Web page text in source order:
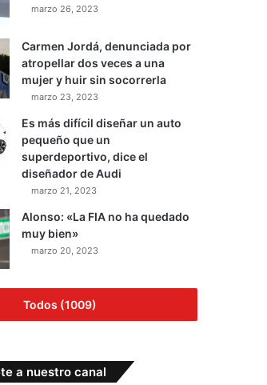
marzo 26, 2023
Carmen Jordá, denunciada por
atropellar dos veces a una
mujer y huir sin socorrerla
marzo 23, 2023
Es más difícil diseñar un auto
pequeño que un
superdeportivo, dice el
diseñador de Audi
marzo 21, 2023
Alonso: «La FIA no ha quedado
muy bien»
marzo 20, 2023
Todos (1009)
a nuestro canal